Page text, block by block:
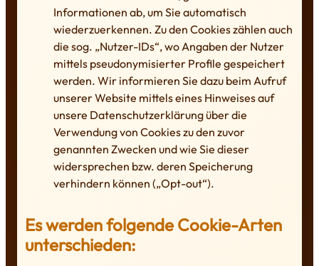
Informationen ab, um Sie automatisch
wiederzuerkennen. Zu den Cookies zählen auch
die sog. „Nutzer-IDs“, wo Angaben der Nutzer
mittels pseudonymisierter Profile gespeichert
werden. Wir informieren Sie dazu beim Aufruf
unserer Website mittels eines Hinweises auf
unsere Datenschutzerklärung über die
Verwendung von Cookies zu den zuvor
genannten Zwecken und wie Sie dieser
widersprechen bzw. deren Speicherung
verhindern können („Opt-out“).
Es werden folgende Cookie-Arten
unterschieden: